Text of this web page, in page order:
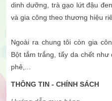
dinh dưỡng, trà gạo lứt đậu
và gia công theo thương hiệu
Ngoài ra chung tôi còn gia
Bột tắm trắng, tẩy da chết
phê,...
THÔNG TIN - CHÍNH SÁCH